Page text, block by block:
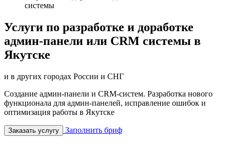
системы
Услуги по разработке и доработке
админ-панели или CRM системы в
Якутске
и в других городах России и СНГ
Cоздание админ-панели и CRM-систем. Разработка нового
функционала для админ-панелей, исправление ошибок и
оптимизация работы в Якутске
Заказать услугу Заполнить бриф